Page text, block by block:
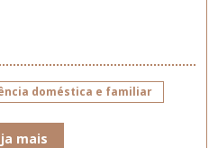
doméstica e familiar
mais